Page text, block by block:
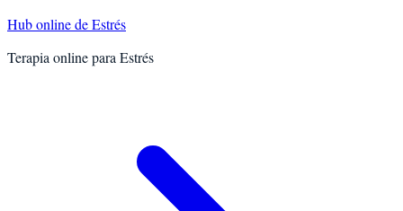
Hub online deEstrés
Terapia online para Estrés